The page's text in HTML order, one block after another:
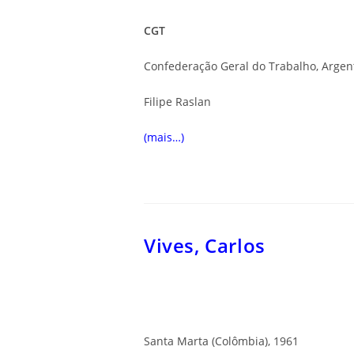
CGT
Confederação Geral do Trabalho,
Filipe Raslan
(mais…)
Vives, Carlos
Santa Marta (Colômbia), 1961